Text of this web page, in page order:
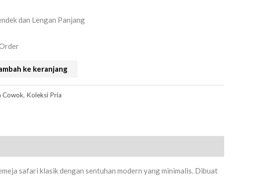
dan Lengan Panjang
ke keranjang
Cowok, Koleksi Pria
safari klasik dengan sentuhan modern yang minimalis. Dibuat